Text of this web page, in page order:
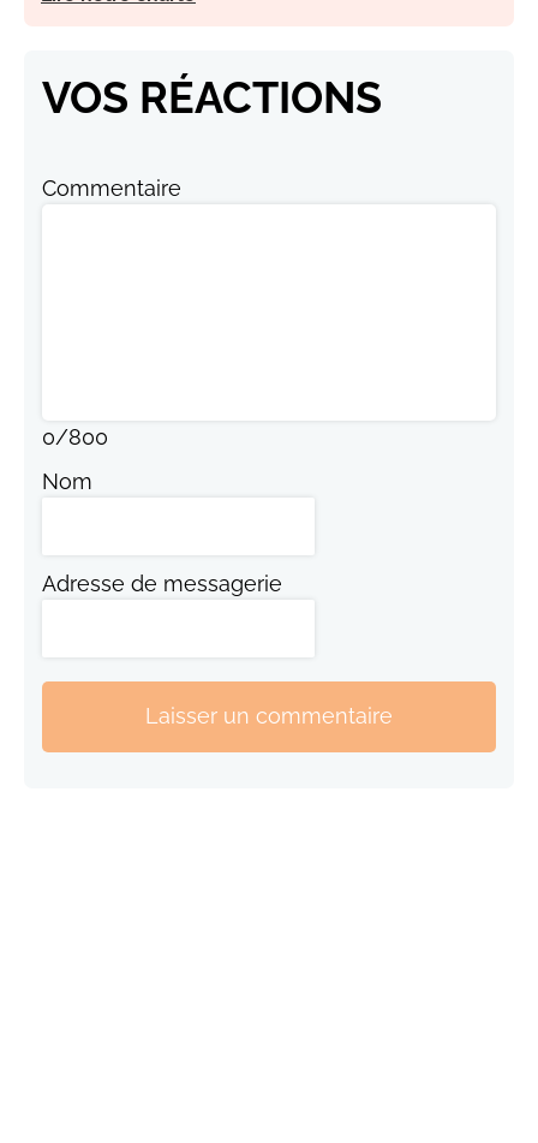
VOS RÉACTIONS
Commentaire
0/800
Nom
Adresse de messagerie
Laisser un commentaire